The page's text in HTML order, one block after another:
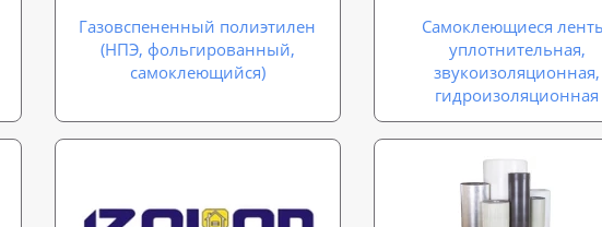
Газовспененный полиэтилен
(НПЭ, фольгированный,
самоклеющийся)
Самоклеющиеся
уплотнительная,
звукоизоляционная,
гидроизоляционная